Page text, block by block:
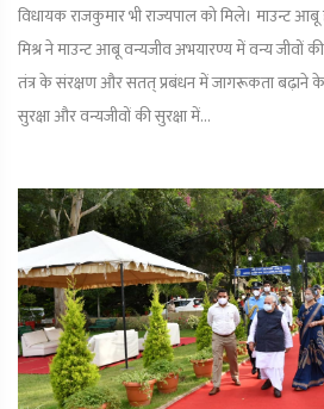
विधायक राजकुमार भी राज्यपाल को मिले। माउन्ट
मिश्र ने माउन्ट आबू वन्यजीव अभयारण्य में वन्य जीवों की
तंत्र के संरक्षण और सतत् प्रबंधन में जागरूकता बढ़ाने के
सुरक्षा और वन्यजीवों की सुरक्षा में...